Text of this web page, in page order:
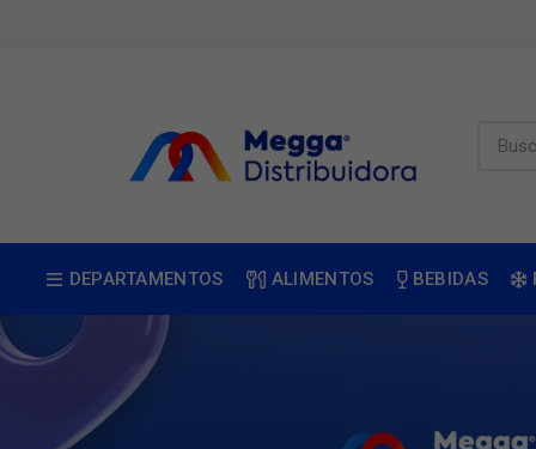
DEPARTAMENTOS ALIMENTOS BEBIDAS